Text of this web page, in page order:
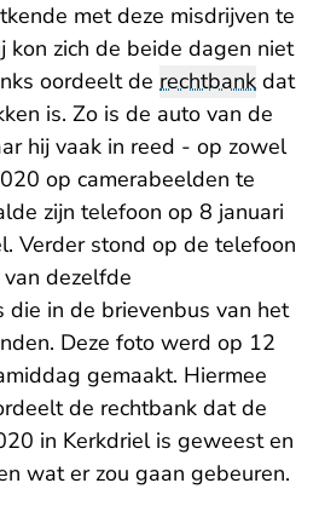
met deze misdrijven te
kon zich de beide dagen niet
oordeelt de rechtbank dat
is. Zo is de auto van de
hij vaak in reed - op zowel
op camerabeelden te
zijn telefoon op 8 januari
Verder stond op de telefoon
dezelfde
die in de brievenbus van het
Deze foto werd op 12
gemaakt. Hiermee
de rechtbank dat de
in Kerkdriel is geweest en
wat er zou gaan gebeuren.